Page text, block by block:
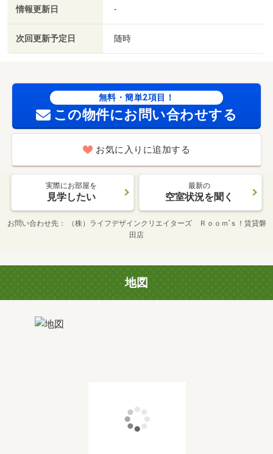
情報更新日 -
次回更新予定日 随時
無料・簡単2項目！
この物件にお問い合わせする
お気に入りに追加する
実際にお部屋を
見学したい
最新の
空室状況を聞く
お問い合わせ先
（株）ライフデザインクリエイターズ Ｒｏｏｍ’ｓ！賃貸磐
田店
地図